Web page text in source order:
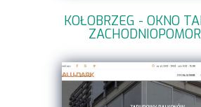
KOŁOBRZEG - OKNO